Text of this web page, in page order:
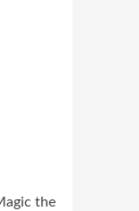
the